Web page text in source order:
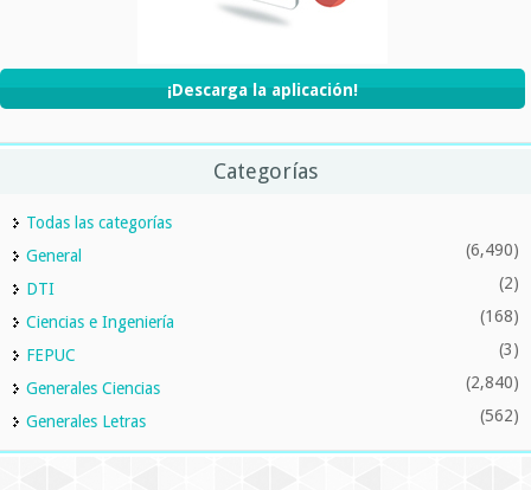
¡Descarga la aplicación!
Categorías
Todas las categorías
General
(6,490)
DTI (2)
Ciencias e Ingeniería (168)
FEPUC (3)
Generales Ciencias (2,840)
Generales Letras (562)